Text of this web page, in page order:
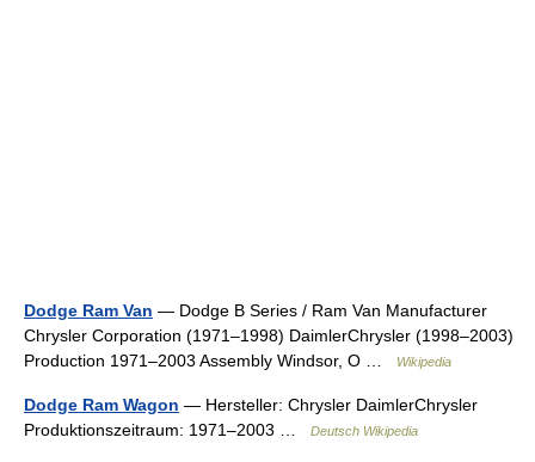
Dodge Ram Van — Dodge B Series / Ram Van Manufacturer
Chrysler Corporation (1971–1998) DaimlerChrysler (1998–2003)
Production 1971–2003 Assembly Windsor, O …
Wikipedia
Dodge Ram Wagon — Hersteller: Chrysler DaimlerChrysler
Produktionszeitraum: 1971–2003 …
Deutsch Wikipedia